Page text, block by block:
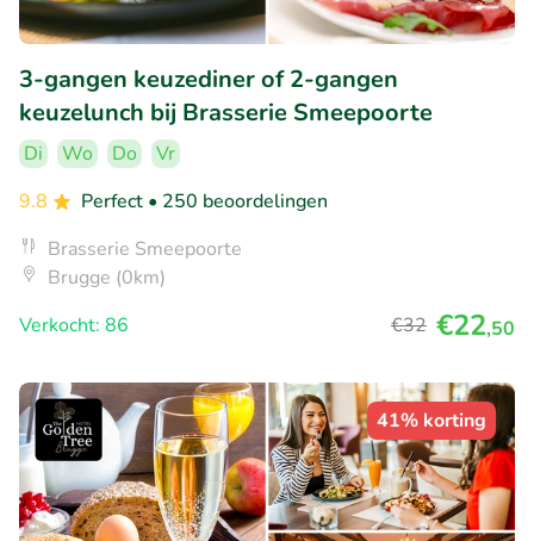
3-gangen keuzediner of 2-gangen
keuzelunch bij Brasserie Smeepoorte
Di Wo Do
Vr
9.8
Perfect • 250 beoordelingen
Brasserie Smeepoorte
Brugge (0km)
Verkocht: 86
€32 €22,50
41% korting